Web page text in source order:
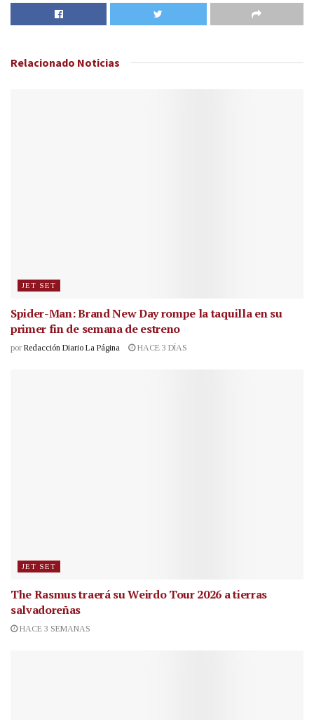
Relacionado Noticias
JET SET
Spider-Man: Brand New Day rompe la taquilla en su
primer fin de semana de estreno
por Redacción Diario La Página HACE 3 DÍAS
JET SET
The Rasmus traerá su Weirdo Tour 2026 a tierras
salvadoreñas
HACE 3 SEMANAS